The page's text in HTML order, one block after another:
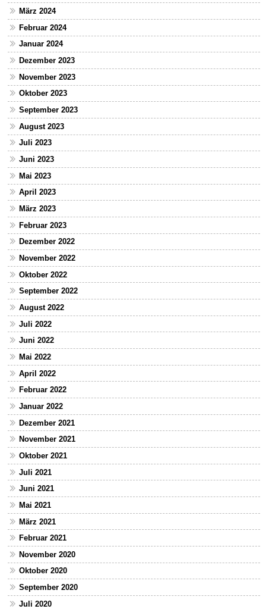
März 2024
Februar 2024
Januar 2024
Dezember 2023
November 2023
Oktober 2023
September 2023
August 2023
Juli 2023
Juni 2023
Mai 2023
April 2023
März 2023
Februar 2023
Dezember 2022
November 2022
Oktober 2022
September 2022
August 2022
Juli 2022
Juni 2022
Mai 2022
April 2022
Februar 2022
Januar 2022
Dezember 2021
November 2021
Oktober 2021
Juli 2021
Juni 2021
Mai 2021
März 2021
Februar 2021
November 2020
Oktober 2020
September 2020
Juli 2020